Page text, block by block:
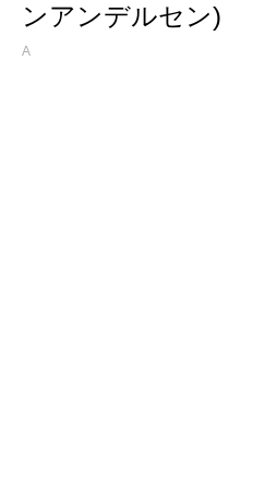
ンアンデルセン)
A